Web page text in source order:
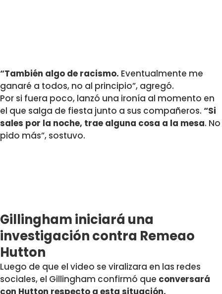
“También algo de racismo. Eventualmente me
ganaré a todos, no al principio”, agregó.
Por si fuera poco, lanzó una ironía al momento en
el que salga de fiesta junto a sus compañeros. “Si
sales por la noche, trae alguna cosa a la mesa. No
pido más”, sostuvo.
Gillingham iniciará una
investigación contra Remeao
Hutton
Luego de que el video se viralizara en las redes
sociales, el Gillingham confirmó que conversará
con Hutton respecto a esta situación.